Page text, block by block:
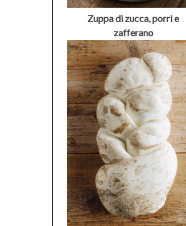
Zuppa di zucca, porri e
zafferano